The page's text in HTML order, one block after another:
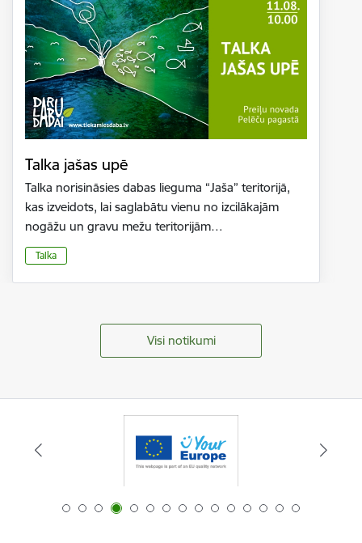
Talka jašas upē
Talka norisināsies dabas lieguma “Jaša” teritorijā,
kas izveidots, lai saglabātu vienu no izcilākajām
nogāžu un gravu mežu teritorijām…
Talka
Visi notikumi